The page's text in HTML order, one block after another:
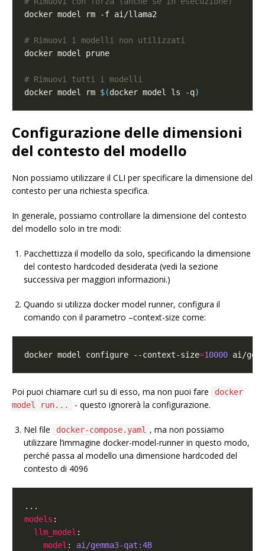
# Rimuovi i modelli non utilizzati
# Rimuovi tutti i modelli
docker model rm $(docker model ls -q)
Configurazione delle dimensioni
del contesto del modello
Non possiamo utilizzare il CLI per specificare la dimensione del
contesto per una richiesta specifica.
In generale, possiamo controllare la dimensione del contesto
del modello solo in tre modi:
Pacchettizza il modello da solo, specificando la dimensione
del contesto hardcoded desiderata (vedi la sezione
successiva per maggiori informazioni.)
Quando si utilizza docker model runner, configura il
comando con il parametro –context-size come:
docker model configure --context-size=10000
Poi puoi chiamare curl su di esso, ma non puoi fare
docker
model run...
- questo ignorerà la configurazione.
Nel file docker-compose.yaml
, ma non possiamo
utilizzare l’immagine docker-model-runner in questo modo,
perché passa al modello una dimensione hardcoded del
contesto di 4096
models
llm_model
model : ai/gemma3-qat:4B